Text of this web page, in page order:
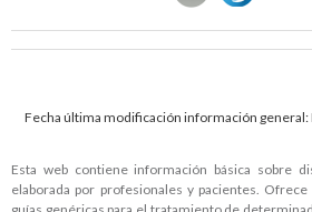
Fecha última modificación información general:
Esta web contiene información básica sobre
elaborada por profesionales y pacientes.